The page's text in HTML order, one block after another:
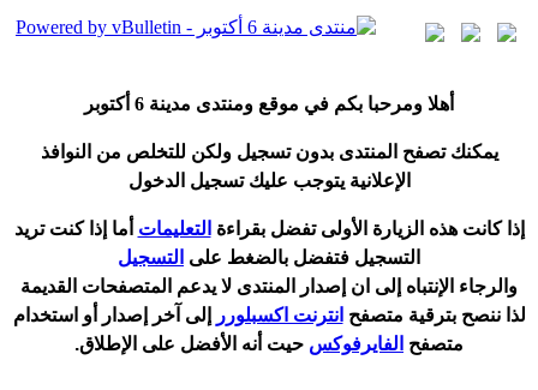
هلا ومرحبا بكم في موقع ومنتدى مدينة 6 أكتوبر
يمكنك تصفح المنتدى بدون تسجيل ولكن للتخلص من النوافذ
الإعلانية يتوجب عليك تسجيل الدخول
إذا كانت هذه الزيارة الأولى تفضل بقراءة التعليمات ما إذا كنت تريد
التسجيل فتفضل بالضغط على التسجيل
والرجاء الإنتباه إلى ان إصدار المنتدى لا يدعم المتصفحات القديمة
لذا ننصح بترقية متصفح انترنت اكسبلورر إلى آخر إصدار أو استخدام
متصفح الفايرفوكس حيت نه الأفضل على الإطلاق.